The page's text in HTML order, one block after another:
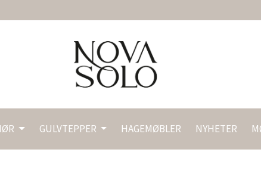
GULVTEPPER HAGEMØBLER NYHETER